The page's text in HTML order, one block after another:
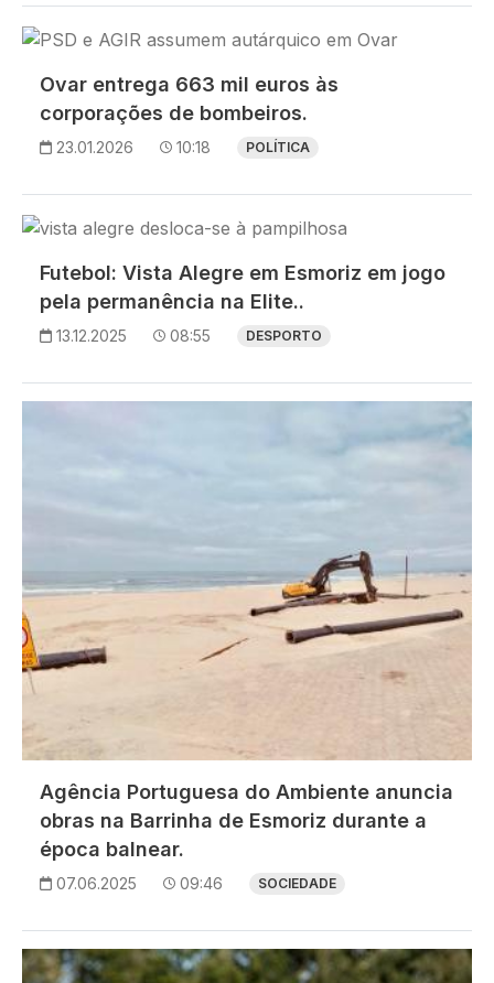
Imagem
Ovar entrega 663 mil euros às
corporações de bombeiros.
23.01.2026 10:18 POLÍTICA
Imagem
Futebol: Vista Alegre em Esmoriz em jogo
pela permanência na Elite..
13.12.2025 08:55 DESPORTO
Agência Portuguesa do Ambiente anuncia
obras na Barrinha de Esmoriz durante a
época balnear.
07.06.2025 09:46 SOCIEDADE
Imagem